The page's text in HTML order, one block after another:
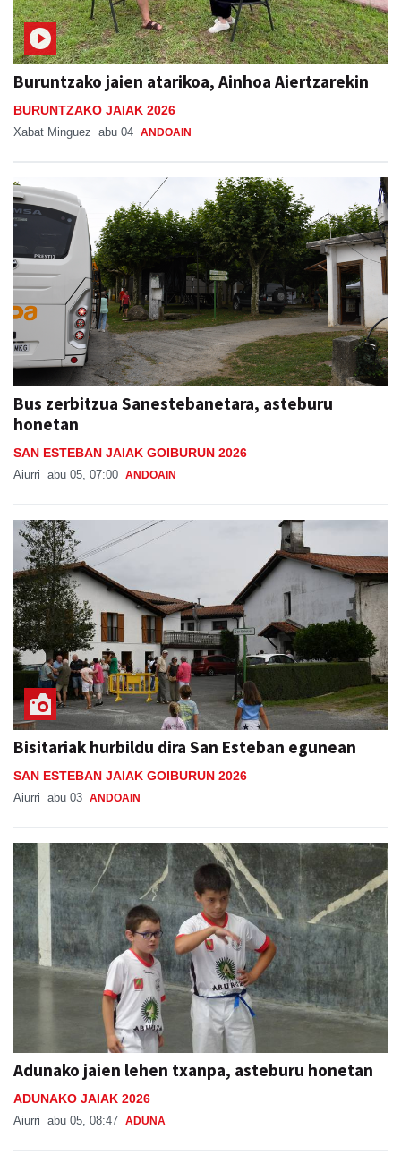
Buruntzako jaien atarikoa, Ainhoa Aiertzarekin
BURUNTZAKO JAIAK 2026
Xabat Minguez abu 04 ANDOAIN
Bus zerbitzua Sanestebanetara, asteburu
honetan
SAN ESTEBAN JAIAK GOIBURUN 2026
Aiurri abu 05, 07:00 ANDOAIN
Bisitariak hurbildu dira San Esteban egunean
SAN ESTEBAN JAIAK GOIBURUN 2026
Aiurri abu 03 ANDOAIN
Adunako jaien lehen txanpa, asteburu honetan
ADUNAKO JAIAK 2026
Aiurri abu 05, 08:47 ADUNA